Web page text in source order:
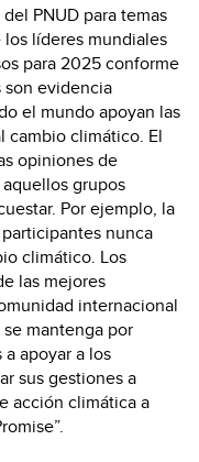
PNUD para temas
líderes mundiales
para 2025 conforme
son evidencia
el mundo apoyan las
cambio climático. El
opiniones de
grupos
Por ejemplo, la
nunca
climático. Los
las mejores
internacional
mantenga por
a apoyar a los
sus gestiones a
acción climática a